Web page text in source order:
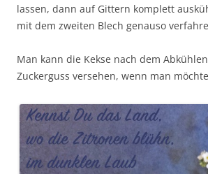
lassen, dann auf Gittern komplett
mit dem zweiten Blech genauso
Man kann die Kekse nach dem
Zuckerguss versehen, wenn man